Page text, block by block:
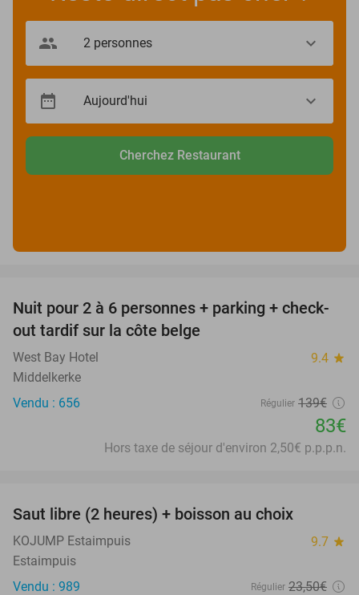
Cherchez Restaurant
40%
Nuit pour 2 à 6 personnes + parking + check-
out tardif sur la côte belge
West Bay Hotel 9.4 star
Middelkerke
Vendu : 656
Régulier 139€
83€
Hors taxe de séjour d'environ 2,50€ p.p.p.n.
Saut libre (2 heures) + boisson au choix
KOJUMP Estaimpuis 9.7 star
Estaimpuis
Vendu : 989
Régulier 23,50€